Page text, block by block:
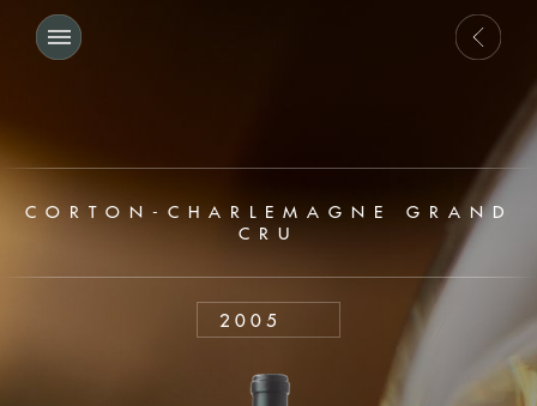
CORTON-CHARLEMAGNE GRAND
CRU
2005